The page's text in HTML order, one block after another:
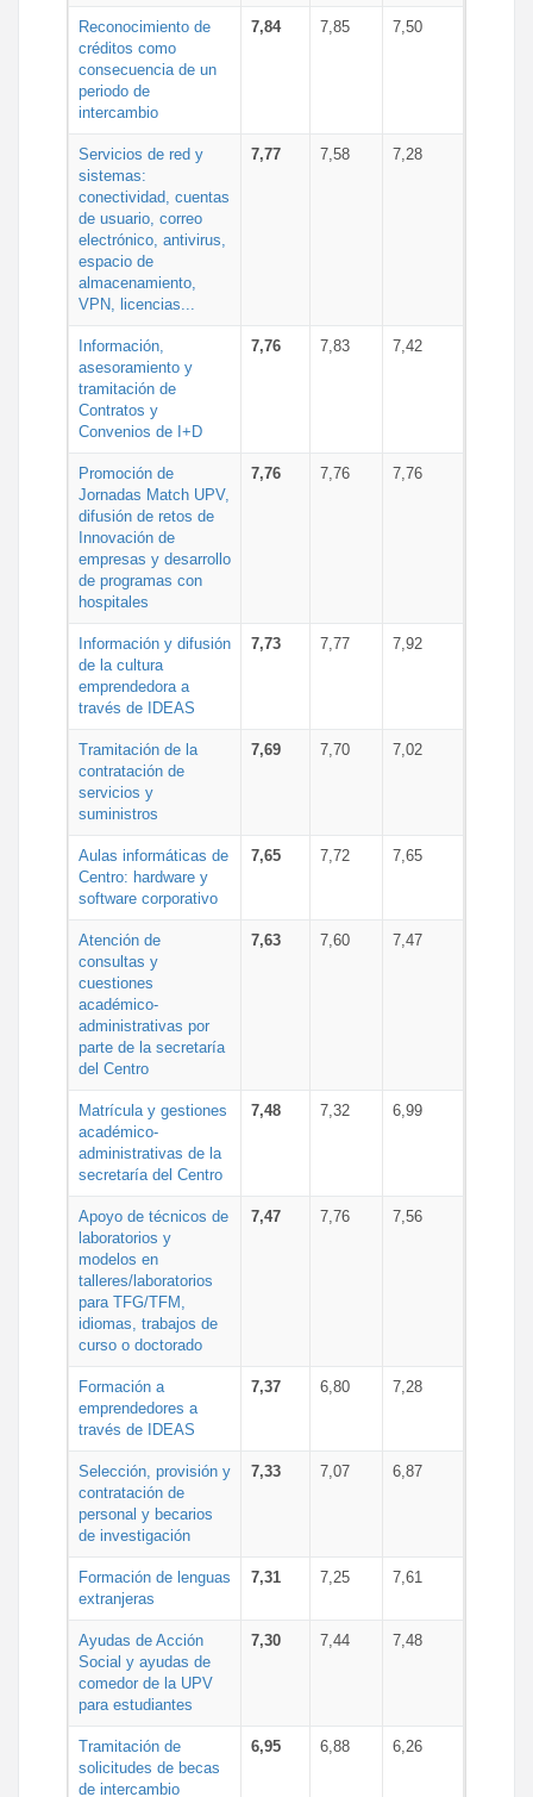
Reconocimiento de
créditos como
consecuencia de un
periodo de
intercambio
7,84 7,85 7,50
Servicios de red y
sistemas:
conectividad, cuentas
de usuario, correo
electrónico, antivirus,
espacio de
almacenamiento,
VPN, licencias...
7,77 7,58 7,28
Información,
asesoramiento y
tramitación de
Contratos y
Convenios de I+D
7,76 7,83 7,42
Promoción de
Jornadas Match UPV,
difusión de retos de
Innovación de
empresas y desarrollo
de programas con
hospitales
7,76 7,76 7,76
Información y difusión
de la cultura
emprendedora a
través de IDEAS
7,73 7,77 7,92
Tramitación de la
contratación de
servicios y
suministros
7,69 7,70 7,02
Aulas informáticas de
Centro: hardware y
software corporativo
7,65 7,72 7,65
Atención de
consultas y
cuestiones
académico-
administrativas por
parte de la secretaría
del Centro
7,63 7,60 7,47
Matrícula y gestiones
académico-
administrativas de la
secretaría del Centro
7,48 7,32 6,99
Apoyo de técnicos de
laboratorios y
modelos en
talleres/laboratorios
para TFG/TFM,
idiomas, trabajos de
curso o doctorado
7,47 7,76 7,56
Formación a
emprendedores a
través de IDEAS
7,37 6,80 7,28
Selección, provisión y
contratación de
personal y becarios
de investigación
7,33 7,07 6,87
Formación de lenguas
extranjeras
7,31 7,25 7,61
Ayudas de Acción
Social y ayudas de
comedor de la UPV
para estudiantes
7,30 7,44 7,48
Tramitación de
solicitudes de becas
de intercambio
6,95 6,88 6,26